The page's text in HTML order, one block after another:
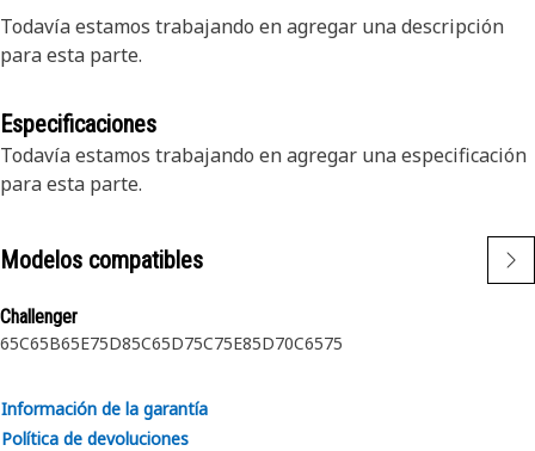
Todavía estamos trabajando en agregar una descripción
para esta parte.
Especificaciones
Todavía estamos trabajando en agregar una especificación
para esta parte.
Modelos compatibles
Challenger
65C65B65E75D85C65D75C75E85D70C6575
Información de la garantía
Política de devoluciones